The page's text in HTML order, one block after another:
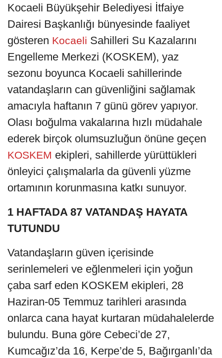
Kocaeli Büyükşehir Belediyesi İtfaiye
Dairesi Başkanlığı bünyesinde faaliyet
gösteren Kocaeli Sahilleri Su Kazalarını
Engelleme Merkezi (KOSKEM), yaz
sezonu boyunca Kocaeli sahillerinde
vatandaşların can güvenliğini sağlamak
amacıyla haftanın 7 günü görev yapıyor.
Olası boğulma vakalarına hızlı müdahale
ederek birçok olumsuzluğun önüne geçen
KOSKEM ekipleri, sahillerde yürüttükleri
önleyici çalışmalarla da güvenli yüzme
ortamının korunmasına katkı sunuyor.
1 HAFTADA 87 VATANDAŞ HAYATA
TUTUNDU
Vatandaşların güven içerisinde
serinlemeleri ve eğlenmeleri için yoğun
çaba sarf eden KOSKEM ekipleri, 28
Haziran-05 Temmuz tarihleri arasında
onlarca cana hayat kurtaran müdahalelerde
bulundu. Buna göre Cebeci’de 27,
Kumcağız’da 16, Kerpe’de 5, Bağırganlı’da